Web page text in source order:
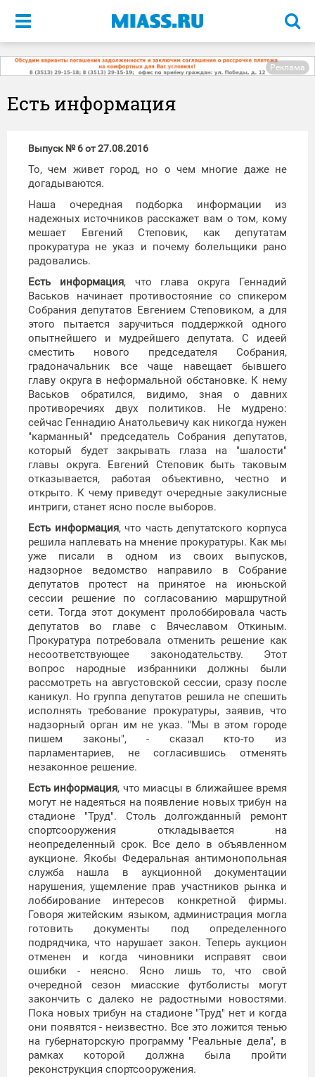
Меню
Реклама
Есть информация
Выпуск № 6 от 27.08.2016
То, чем живет город, но о чем многие даже не
догадываются.
Наша очередная подборка информации из
надежных источников расскажет вам о том, кому
мешает Евгений Степовик, как депутатам
прокуратура не указ и почему болельщики рано
радовались.
Есть информация, что глава округа Геннадий
Васьков начинает противостояние со спикером
Собрания депутатов Евгением Степовиком, а для
этого пытается заручиться поддержкой одного
опытнейшего и мудрейшего депутата. С идеей
сместить нового председателя Собрания,
градоначальник все чаще навещает бывшего
главу округа в неформальной обстановке. К нему
Васьков обратился, видимо, зная о давних
противоречиях двух политиков. Не мудрено:
сейчас Геннадию Анатольевичу как никогда нужен
"карманный" председатель Собрания депутатов,
который будет закрывать глаза на "шалости"
главы округа. Евгений Степовик быть таковым
отказывается, работая объективно, честно и
открыто. К чему приведут очередные закулисные
интриги, станет ясно после выборов.
Есть информация, что часть депутатского корпуса
решила наплевать на мнение прокуратуры. Как мы
уже писали в одном из своих выпусков,
надзорное ведомство направило в Собрание
депутатов протест на принятое на июньской
сессии решение по согласованию маршрутной
сети. Тогда этот документ пролоббировала часть
депутатов во главе с Вячеславом Откиным.
Прокуратура потребовала отменить решение как
несоответствующее законодательству. Этот
вопрос народные избранники должны были
рассмотреть на августовской сессии, сразу после
каникул. Но группа депутатов решила не спешить
исполнять требование прокуратуры, заявив, что
надзорный орган им не указ. "Мы в этом городе
пишем законы", - сказал кто-то из
парламентариев, не согласившись отменять
незаконное решение.
Есть информация, что миасцы в ближайшее время
могут не надеяться на появление новых трибун на
стадионе "Труд". Столь долгожданный ремонт
спортсооружения откладывается на
неопределенный срок. Все дело в объявленном
аукционе. Якобы Федеральная антимонопольная
служба нашла в аукционной документации
нарушения, ущемление прав участников рынка и
лоббирование интересов конкретной фирмы.
Говоря житейским языком, администрация могла
готовить документы под определенного
подрядчика, что нарушает закон. Теперь аукцион
отменен и когда чиновники исправят свои
ошибки - неясно. Ясно лишь то, что свой
очередной сезон миасские футболисты могут
закончить с далеко не радостными новостями.
Пока новых трибун на стадионе "Труд" нет и когда
они появятся - неизвестно. Все это ложится тенью
на губернаторскую программу "Реальные дела", в
рамках которой должна была пройти
реконструкция спортсооружения.